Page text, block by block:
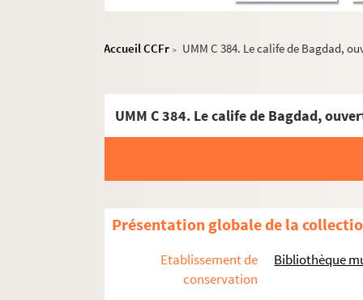
Accueil CCFr > UMM C 384. Le calife de Bagdad,
UMM C 384. Le calife de Bagdad,
Présentation globale de la
Etablissement de
conservation
Bibliothèque
Thématique locale et manuscrits
Autres petites pièces et airs variés
Ballets
Marches, défilés et pas-redoublés
Opéras-bouffes et opérettes